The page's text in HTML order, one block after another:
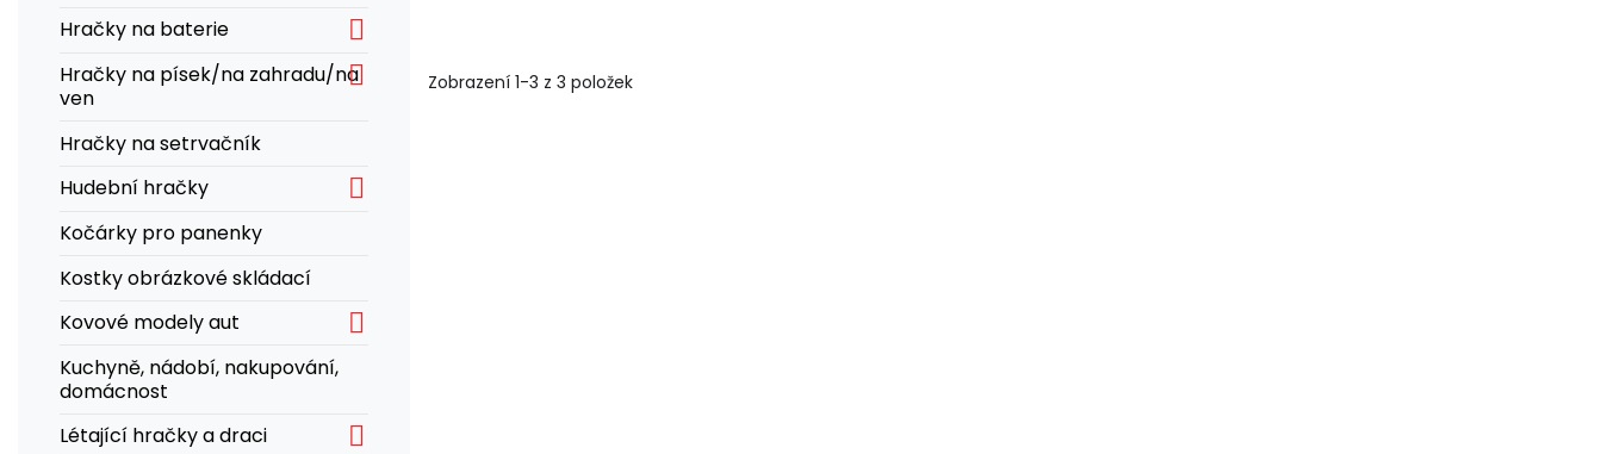
Hračky na baterie

Hračky na písek/na zahradu/na
ven

Hračky na setrvačník
Hudební hračky

Kočárky pro panenky
Kostky obrázkové skládací
Kovové modely aut

Kuchyně, nádobí, nakupování,
domácnost
Létající hračky a draci

Zobrazení 1-3 z 3 položek